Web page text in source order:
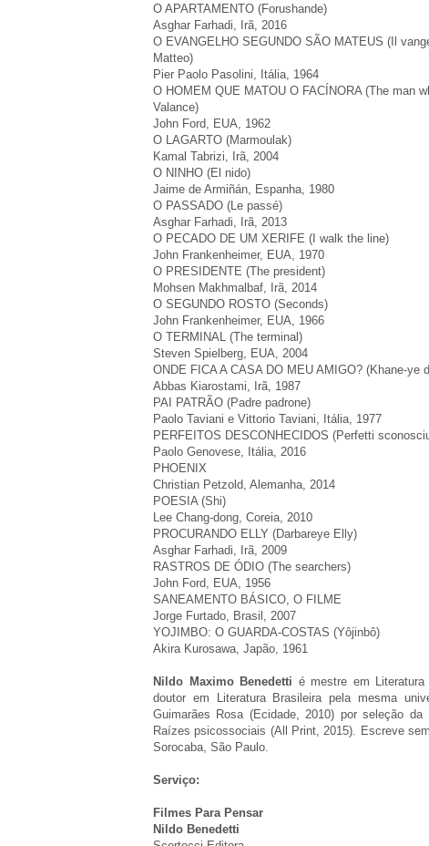
O APARTAMENTO (Forushande)
Asghar Farhadi, Irã, 2016
O EVANGELHO SEGUNDO SÃO MATEUS (Il
Matteo)
Pier Paolo Pasolini, Itália, 1964
O HOMEM QUE MATOU O FACÍNORA (The man
Valance)
John Ford, EUA, 1962
O LAGARTO (Marmoulak)
Kamal Tabrizi, Irã, 2004
O NINHO (El nido)
Jaime de Armiñán, Espanha, 1980
O PASSADO (Le passé)
Asghar Farhadi, Irã, 2013
O PECADO DE UM XERIFE (I walk the line)
John Frankenheimer, EUA, 1970
O PRESIDENTE (The president)
Mohsen Makhmalbaf, Irã, 2014
O SEGUNDO ROSTO (Seconds)
John Frankenheimer, EUA, 1966
O TERMINAL (The terminal)
Steven Spielberg, EUA, 2004
ONDE FICA A CASA DO MEU AMIGO? (Khane-ye
Abbas Kiarostami, Irã, 1987
PAI PATRÃO (Padre padrone)
Paolo Taviani e Vittorio Taviani, Itália, 1977
PERFEITOS DESCONHECIDOS (Perfetti
Paolo Genovese, Itália, 2016
PHOENIX
Christian Petzold, Alemanha, 2014
POESIA (Shi)
Lee Chang-dong, Coreia, 2010
PROCURANDO ELLY (Darbareye Elly)
Asghar Farhadi, Irã, 2009
RASTROS DE ÓDIO (The searchers)
John Ford, EUA, 1956
SANEAMENTO BÁSICO, O FILME
Jorge Furtado, Brasil, 2007
YOJIMBO: O GUARDA-COSTAS (Yôjinbô)
Akira Kurosawa, Japão, 1961
Nildo Maximo Benedetti é mestre em
doutor em Literatura Brasileira pela mesma
Guimarães Rosa (Ecidade, 2010) por seleção
Raízes psicossociais (All Print, 2015). Escreve
Sorocaba, São Paulo.
Serviço:
Filmes Para Pensar
Nildo Benedetti